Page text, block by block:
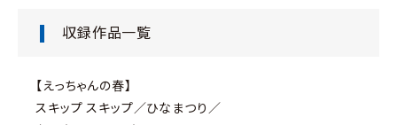
収録作品一覧
【えっちゃんの春】
スキップ スキップ／ひなまつり／